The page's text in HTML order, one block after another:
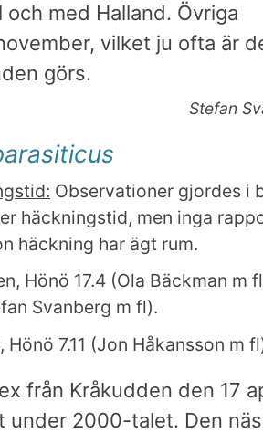
med Halland. Övriga
vilket ju ofta är
görs.
Stefan
Observationer gjordes i
häckningstid, men inga
häckning har ägt rum.
Hönö 17.4 (Ola Bäckman m
Svanberg m fl).
Hönö 7.11 (Jon Håkansson m
från Kråkudden den 17
under 2000-talet. Den